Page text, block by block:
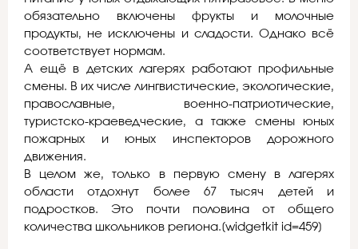
обязательно включены фрукты и молочные
продукты, не исключены и сладости. Однако всё
соответствует нормам.
А ещё в детских лагерях работают профильные
смены. В их числе лингвистические, экологические,
православные, военно-патриотические,
туристско-краеведческие, а также смены юных
пожарных и юных инспекторов дорожного
движения.
В целом же, только в первую смену в лагерях
области отдохнут более 67 тысяч детей и
подростков. Это почти половина от общего
количества школьников региона.[widgetkit id=459]